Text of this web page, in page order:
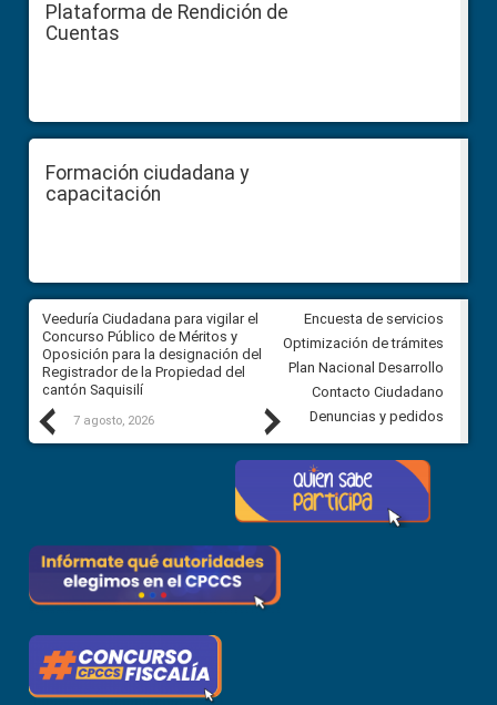
Plataforma de Rendición de
Cuentas
Formación ciudadana y
capacitación
Previous
Veeduría Ciudadana para vigilar el
Concurso Público de Méritos y
Oposición para la designación del
Registrador de la Propiedad del
cantón Saquisilí
7 agosto, 2026
Veeduría Ciudadana para
construcción del asfaltado de
Ballenita del cantón Santa
7 agosto, 2026
Next
Encuesta de servicios
Optimización de trámites
Plan Nacional Desarrollo
Contacto Ciudadano
Denuncias y pedidos